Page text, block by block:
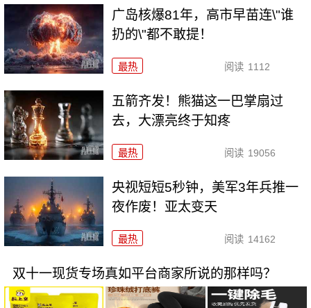
广岛核爆81年，高市早苗连\"谁
扔的\"都不敢提！
最热 阅读 1112
五箭齐发！熊猫这一巴掌扇过
去，大漂亮终于知疼
最热 阅读 19056
央视短短5秒钟，美军3年兵推一
夜作废！亚太变天
最热 阅读 14162
双十一现货专场真如平台商家所说的那样吗？